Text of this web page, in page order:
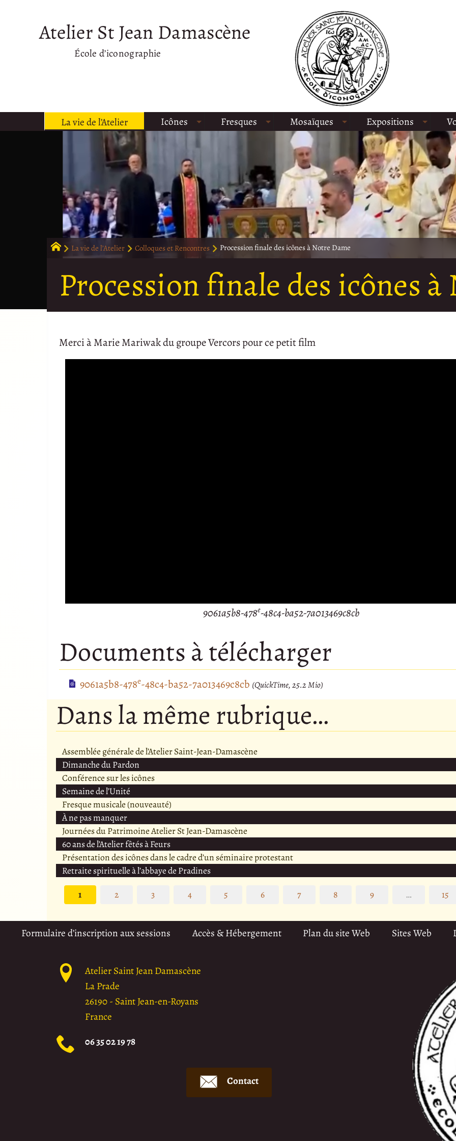
Atelier St Jean Damascène
École d’iconographie
La vie de l’Atelier Icônes Fresques Mosaïques Expositions
La vie de l’Atelier Colloques et Rencontres Procession finale des icônes à Notre Dame
Procession finale des icônes
Merci à Marie Mariwak du groupe Vercors pour ce petit film
9061a5b8-478e-48c4-ba52-7a013469c8cb
Documents à télécharger
9061a5b8-478e-48c4-ba52-7a013469c8cb (QuickTime, 25.2 Mio)
Dans la même rubrique…
Assemblée générale de l’Atelier Saint-Jean-Damascène
Dimanche du Pardon
Conférence sur les icônes
Semaine de l’Unité
Fresque musicale (nouveauté)
À ne pas manquer
Journées du Patrimoine Atelier St Jean-Damascène
60 ans de l’Atelier fêtés à Feurs
Présentation des icônes dans le cadre d’un séminaire protestant
Retraite spirituelle à l’abbaye de Pradines
1
2 3 4 5 6 7 8 9 … 15
Formulaire d’inscription aux sessions Accès & Hébergement Plan du site Web Sites Web
Atelier Saint Jean Damascène
La Prade
26190- Saint Jean-en-Royans
France
06 35 02 19 78
Contact